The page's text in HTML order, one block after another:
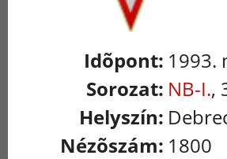
Idõpont: 1993.
Sorozat: NB-I.,
Helyszín:
Nézõszám: 1800